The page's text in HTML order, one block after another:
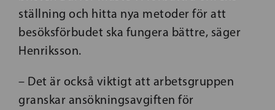
ställning och hitta nya metoder för att
besöksförbudet ska fungera bättre, säger
Henriksson.
– Det är också viktigt att arbetsgruppen
granskar ansökningsavgiften för